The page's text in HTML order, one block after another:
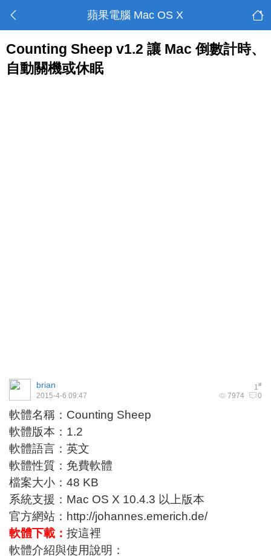
蘋果電腦 Mac OS X
Counting Sheep v1.2 讓 Mac 倒數計時、
自動關機或休眠
1#
brian
7974 0
2015-4-6 09:47
軟體名稱：Counting Sheep
軟體版本：1.2
軟體語言：英文
軟體性質：免費軟體
檔案大小：48 KB
系統支援：Mac OS X 10.4.3 以上版本
官方網站： http://johannes.emerich.de/
軟體下載： 按這裡
軟體介紹與使用說明：